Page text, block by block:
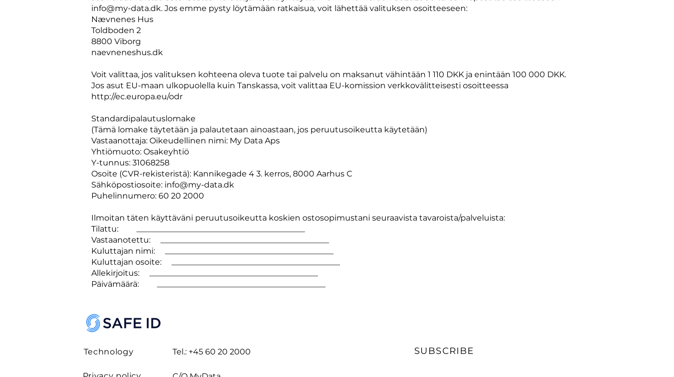
info@my-data.dk. Jos emme pysty löytämään ratkaisua, voit lähettää valituksen osoitteeseen:
Nævnenes Hus
Toldboden 2
8800 Viborg
naevneneshus.dk
Voit valittaa, jos valituksen kohteena oleva tuote tai palvelu on maksanut vähintään 1 110 DKK ja enintään 100 000 DKK.
Jos asut EU-maan ulkopuolella kuin Tanskassa, voit valittaa EU-komission verkkovälitteisesti osoitteessa
http://ec.europa.eu/odr
Standardipalautuslomake
(Tämä lomake täytetään ja palautetaan ainoastaan, jos peruutusoikeutta käytetään)
Vastaanottaja: Oikeudellinen nimi: My Data Aps
Yhtiömuoto: Osakeyhtiö
Y-tunnus: 31068258
Osoite (CVR-rekisteristä): Kannikegade 4 3. kerros, 8000 Aarhus C
Sähköpostiosoite: info@my-data.dk
Puhelinnumero: 60 20 2000
Ilmoitan täten käyttäväni peruutusoikeutta koskien ostosopimustani seuraavista tavaroista/palveluista:
Tilattu: __________________________________________
Vastaanotettu: __________________________________________
Kuluttajan nimi: __________________________________________
Kuluttajan osoite: __________________________________________
Allekirjoitus: __________________________________________
Päivämäärä: __________________________________________
Technology Tel.: +45 60 20 2000 SUBSCRIBE